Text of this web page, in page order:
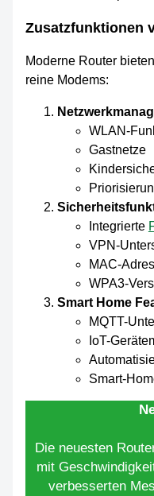
Zusatzfunktionen
Moderne Router
reine Modems:
WLAN-
Gastnetze
Integrierte
VPN-
MAC-
WPA3-
Smart Home
MQTT-
IoT-
Smart-
Die neuesten
mit
verbesserten